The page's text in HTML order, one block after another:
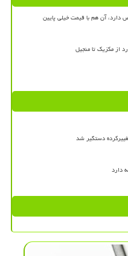
از مکزیک تا منجیل
دارد